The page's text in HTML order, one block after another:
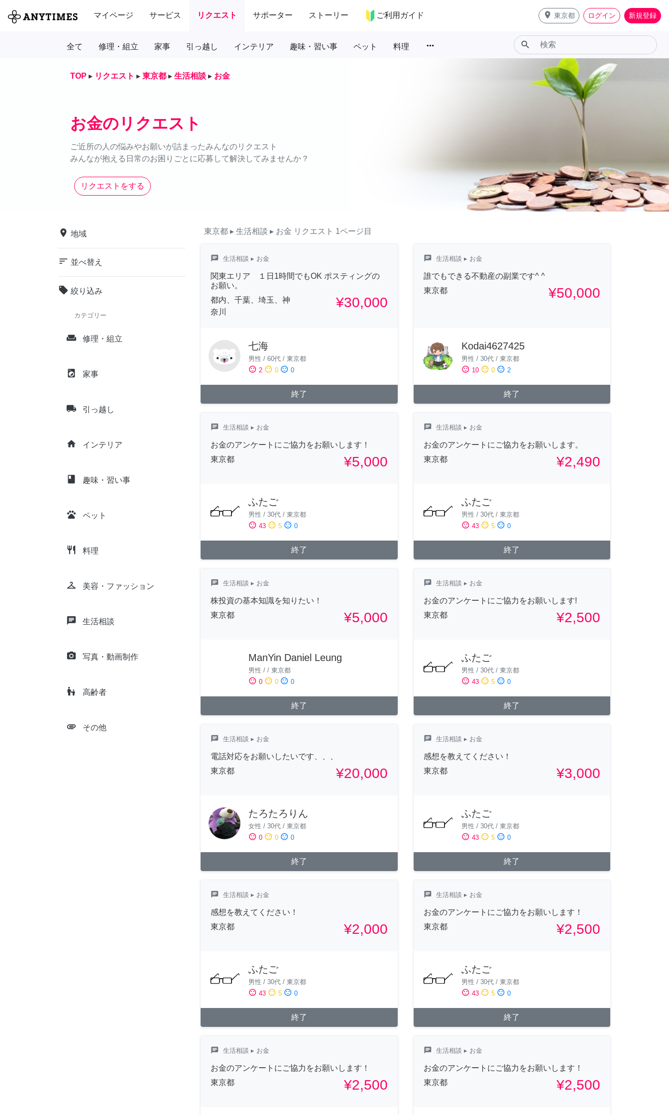
マイページ サービス リクエスト サポーター ストーリー ご利用ガイド place 東京都 ログイン 新規登録
全て 修理・組立 家事 引っ越し インテリア 趣味・習い事 ペット 料理 more_horiz search
TOP ▸ リクエスト ▸ 東京都 ▸ 生活相談 ▸ お金
お金のリクエスト
ご近所の人の悩みやお願いが詰まったみんなのリクエスト
みんなが抱える日常のお困りごとに応募して解決してみませんか？
リクエストをする
place 地域
sort 並べ替え
local_offer 絞り込み
カテゴリー
weekend 修理・組立
local_laundry_service 家事
local_shipping 引っ越し
home インテリア
class 趣味・習い事
pets ペット
restaurant 料理
checkroom 美容・ファッション
chat 生活相談
camera_alt 写真・動画制作
escalator_warning 高齢者
attachment その他
東京都 ▸ 生活相談 ▸ お金 リクエスト 1ページ目
chat 生活相談 ▸ お金
関東エリア １日1時間でもOK ポスティングの
お願い。
都内、千葉、埼玉、神
奈川
¥30,000
七海
男性 / 60代 / 東京都
sentiment_satisfied 2 sentiment_neutral 0 sentiment_dissatisfied 0
終了
chat 生活相談 ▸ お金
誰でもできる不動産の副業です^ ^
東京都
¥50,000
Kodai4627425
男性 / 30代/ 東京都
sentiment_satisfied 10 sentiment_neutral 0 sentiment_dissatisfied 2
終了
chat 生活相談 ▸ お金
お金のアンケートにご協力をお願いします！
東京都
¥5,000
ふたご
男性 / 30代 / 東京都
sentiment_satisfied 43 sentiment_neutral 5 sentiment_dissatisfied 0
終了
chat 生活相談 ▸ お金
お金のアンケートにご協力をお願いします。
東京都
¥2,490
ふたご
男性 / 30代/ 東京都
sentiment_satisfied 43 sentiment_neutral 5 sentiment_dissatisfied 0
終了
chat 生活相談 ▸ お金
株投資の基本知識を知りたい！
東京都
¥5,000
ManYin Daniel Leung
男性 / / 東京都
sentiment_satisfied 0 sentiment_neutral 0 sentiment_dissatisfied 0
終了
chat 生活相談 ▸ お金
お金のアンケートにご協力をお願いします!
東京都
¥2,500
ふたご
男性 / 30代/ 東京都
sentiment_satisfied 43 sentiment_neutral 5 sentiment_dissatisfied 0
終了
chat 生活相談 ▸ お金
電話対応をお願いしたいです、、、
東京都
¥20,000
たろたろりん
女性 / 30代 / 東京都
sentiment_satisfied 0 sentiment_neutral 0 sentiment_dissatisfied 0
終了
chat 生活相談 ▸ お金
感想を教えてください！
東京都
¥3,000
ふたご
男性 / 30代/ 東京都
sentiment_satisfied 43 sentiment_neutral 5 sentiment_dissatisfied 0
終了
chat 生活相談 ▸ お金
感想を教えてください！
東京都
¥2,000
ふたご
男性 / 30代 / 東京都
sentiment_satisfied 43 sentiment_neutral 5 sentiment_dissatisfied 0
終了
chat 生活相談 ▸ お金
お金のアンケートにご協力をお願いします！
東京都
¥2,500
ふたご
男性 / 30代/ 東京都
sentiment_satisfied 43 sentiment_neutral 5 sentiment_dissatisfied 0
終了
chat 生活相談 ▸ お金
お金のアンケートにご協力をお願いします！
東京都
¥2,500
chat 生活相談 ▸ お金
お金のアンケートにご協力をお願いします！
東京都
¥2,500